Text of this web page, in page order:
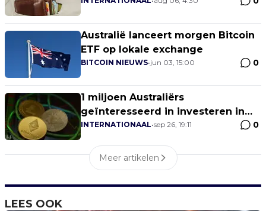
Australië lanceert morgen Bitcoin
ETF op lokale exchange
BITCOIN NIEUWS•jun 03, 15:00 0
1 miljoen Australiërs
geïnteresseerd in investeren in
cryptocurrencies
INTERNATIONAAL•sep 26, 19:11 0
Meer artikelen
LEES OOK